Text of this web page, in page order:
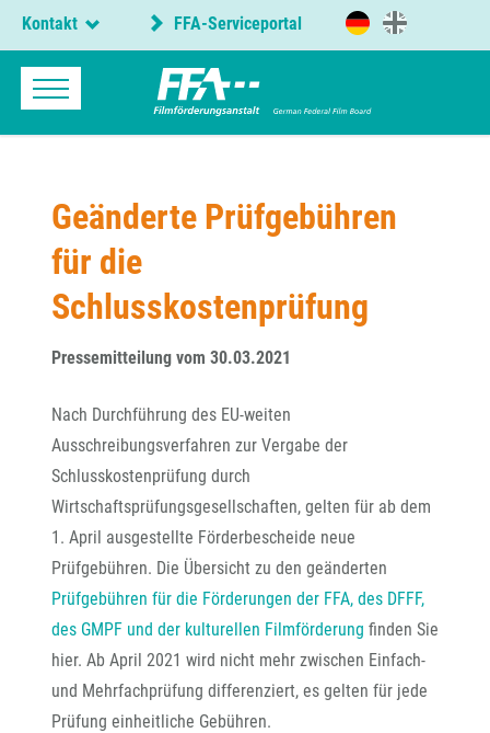
Kontakt FFA-Serviceportal
Geänderte Prüfgebühren
für die
Schlusskostenprüfung
Pressemitteilung vom 30.03.2021
Nach Durchführung des EU-weiten
Ausschreibungsverfahren zur Vergabe der
Schlusskostenprüfung durch
Wirtschaftsprüfungsgesellschaften, gelten für ab dem
1. April ausgestellte Förderbescheide neue
Prüfgebühren. Die Übersicht zu den geänderten
Prüfgebühren für die Förderungen der FFA, des DFFF,
des GMPF und der kulturellen Filmförderung finden Sie
hier. Ab April 2021 wird nicht mehr zwischen Einfach-
und Mehrfachprüfung differenziert, es gelten für jede
Prüfung einheitliche Gebühren.